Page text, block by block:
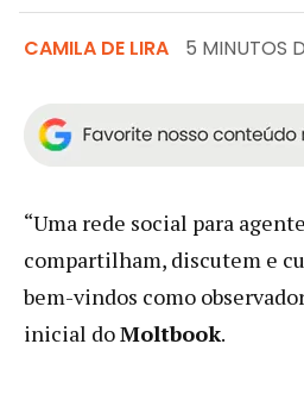
CAMILA DE LIRA 5 MINUTOS
“Uma rede social para
compartilham, discutem e
bem-vindos como
inicial doMoltbook.